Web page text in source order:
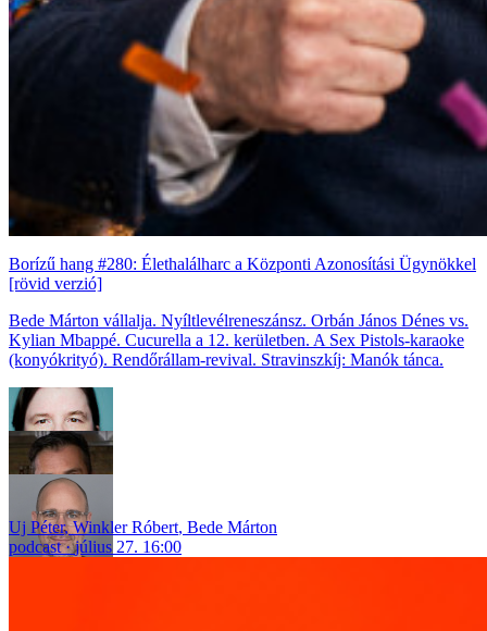
Borízű hang #280: Élethalálharc a Központi Azonosítási Ügynökkel
[rövid verzió]
Bede Márton vállalja. Nyíltlevélreneszánsz. Orbán János Dénes vs.
Kylian Mbappé. Cucurella a 12. kerületben. A Sex Pistols-karaoke
(konyókrityó). Rendőrállam-revival. Stravinszkíj: Manók tánca.
Uj Péter,Winkler Róbert, Bede Márton
podcast
július 27. 16:00